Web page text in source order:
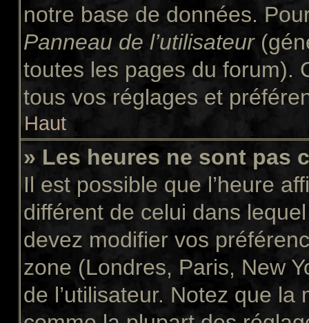
notre base de données.
Panneau de l’utilisateur
toutes les pages du forum).
tous vos réglages et
Haut
» Les heures ne sont pas
Il est possible que l’heure
différent de celui dans
devez modifier vos
zone (Londres, Paris, New
de l’utilisateur. Notez que